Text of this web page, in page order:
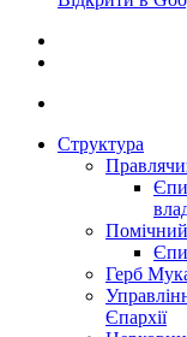
Структура
Герб
Єпархії